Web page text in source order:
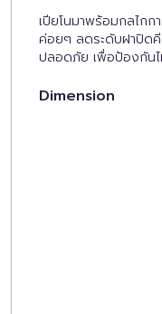
เปียโนมาพร้อมกลไกก
ค่อยๆ ลดระดับฝาปิด
ปลอดภัย เพื่อป้องกันไ
Dimension